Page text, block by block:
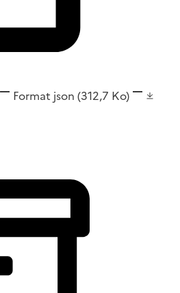
Format json (312,7 Ko)